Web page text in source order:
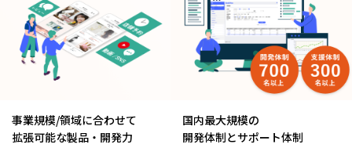
事業規模/領域に合わせて
拡張可能な製品・開発力
国内最大規模の
開発体制とサポート体制